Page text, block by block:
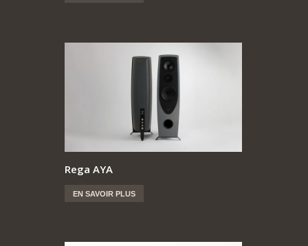
Rega AYA
EN SAVOIR PLUS